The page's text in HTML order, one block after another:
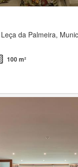
da Palmeira,
100 m²